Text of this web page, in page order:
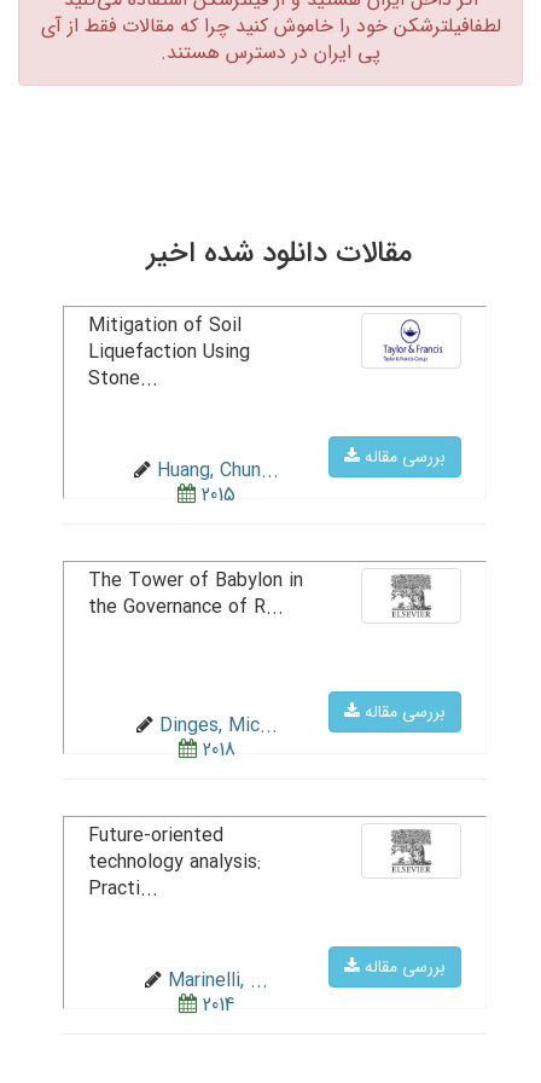
لطفافیلترشکن خود را خاموش کنید چرا که مقالات فقط از آی
پی ایران در دسترس هستند.‏
مقالات دانلود شده اخیر
بررسی مقاله
Mitigation of Soil
Liquefaction Using
Stone...
Huang, Chun...
2015
بررسی مقاله
The Tower of Babylon in
the Governance of R...
Dinges, Mic...
2018
بررسی مقاله
Future-oriented
technology analysis:
Practi...
Marinelli, ...
2014